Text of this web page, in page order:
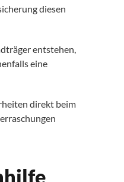
diesen
entstehen,
eine
direkt beim